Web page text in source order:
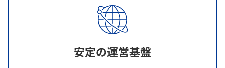
安定の運営基盤